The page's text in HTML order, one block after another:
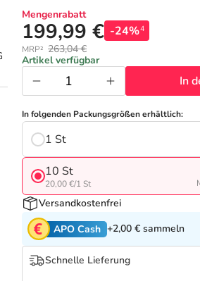
Mengenrabatt
199,99 € -24%4
MRP² 263,04 €
Artikel verfügbar
In
In folgenden Packungsgrößen erhältlich:
1 St
10 St
20,00 €/1 St
Versandkostenfrei
APO Cash +2,00 € sammeln
Schnelle Lieferung